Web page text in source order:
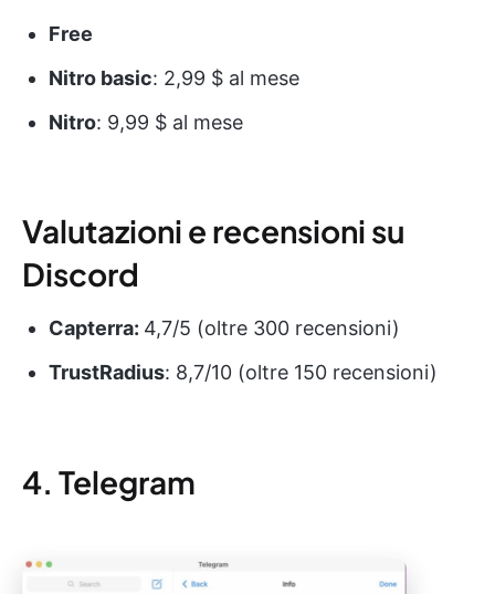
Free
Nitro basic: 2,99 $ al mese
Nitro: 9,99 $ al mese
Valutazioni e recensioni su
Discord
Capterra: 4,7/5 (oltre 300 recensioni)
TrustRadius: 8,7/10 (oltre 150 recensioni)
4. Telegram